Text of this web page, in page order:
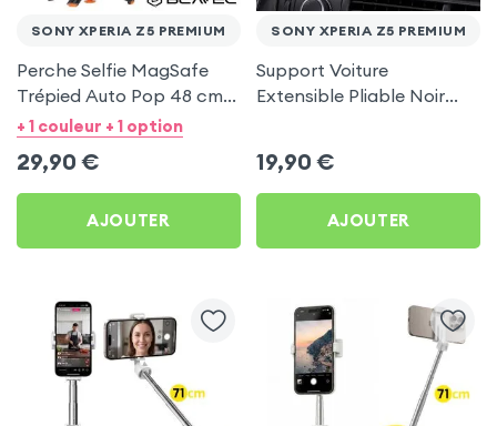
SONY XPERIA Z5 PREMIUM
Perche Selfie MagSafe
Trépied Auto Pop 48 cm
Noir pour Sony Xperia Z5
+ 1 couleur + 1 option
29,90 €
AJOUTER
SONY XPERIA Z5 PREMIUM
Support Voiture
Extensible Pliable Noir
19,90 €
AJOUTER